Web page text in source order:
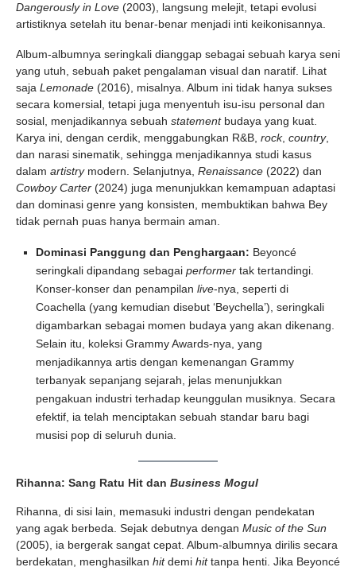
Dangerously in Love (2003), langsung melejit, tetapi evolusi
artistiknya setelah itu benar-benar menjadi inti keikonisannya.
Album-albumnya seringkali dianggap sebagai sebuah karya seni
yang utuh, sebuah paket pengalaman visual dan naratif. Lihat
saja Lemonade (2016), misalnya. Album ini tidak hanya sukses
secara komersial, tetapi juga menyentuh isu-isu personal dan
sosial, menjadikannya sebuah statementbudaya yang kuat.
Karya ini, dengan cerdik, menggabungkan R&B, rock, country,
dan narasi sinematik, sehingga menjadikannya studi kasus
dalam artistrymodern. Selanjutnya, Renaissance (2022) dan
Cowboy Carter (2024) juga menunjukkan kemampuan adaptasi
dan dominasi genre yang konsisten, membuktikan bahwa Bey
tidak pernah puas hanya bermain aman.
Dominasi Panggung dan Penghargaan: Beyoncé
seringkali dipandang sebagai performer tak tertandingi.
Konser-konser dan penampilan live-nya, seperti di
Coachella (yang kemudian disebut ‘Beychella’), seringkali
digambarkan sebagai momen budaya yang akan dikenang.
Selain itu, koleksi Grammy Awards-nya, yang
menjadikannya artis dengan kemenangan Grammy
terbanyak sepanjang sejarah, jelas menunjukkan
pengakuan industri terhadap keunggulan musiknya. Secara
efektif, ia telah menciptakan sebuah standar baru bagi
musisi pop di seluruh dunia.
Rihanna: Sang Ratu Hit dan Business Mogul
Rihanna, di sisi lain, memasuki industri dengan pendekatan
yang agak berbeda. Sejak debutnya dengan Music of the Sun
(2005), ia bergerak sangat cepat. Album-albumnya dirilis secara
berdekatan, menghasilkan hitdemi hittanpa henti. Jika Beyoncé